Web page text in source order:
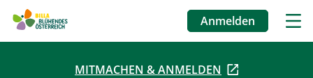
Benutzermenü
Anmelden
MITMACHEN & ANMELDEN